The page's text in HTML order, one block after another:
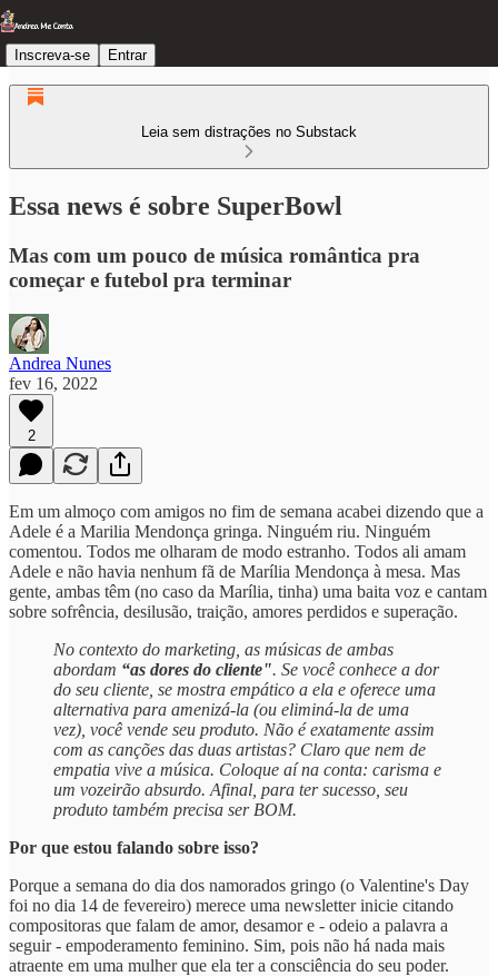
Inscreva-se Entrar
Leia sem distrações no Substack
Essa news é sobre SuperBowl
Mas com um pouco de música romântica pra
começar e futebol pra terminar
Andrea Nunes
fev 16, 2022
2
Em um almoço com amigos no fim de semana acabei dizendo que a
Adele é a Marilia Mendonça gringa. Ninguém riu. Ninguém
comentou. Todos me olharam de modo estranho. Todos ali amam
Adele e não havia nenhum fã de Marília Mendonça à mesa. Mas
gente, ambas têm (no caso da Marília, tinha) uma baita voz e cantam
sobre sofrência, desilusão, traição, amores perdidos e superação.
No contexto do marketing, as músicas de ambas
abordam “as dores do cliente". Se você conhece a dor
do seu cliente, se mostra empático a ela e oferece uma
alternativa para amenizá-la (ou eliminá-la de uma
vez), você vende seu produto. Não é exatamente assim
com as canções das duas artistas? Claro que nem de
empatia vive a música. Coloque aí na conta: carisma e
um vozeirão absurdo. Afinal, para ter sucesso, seu
produto também precisa ser BOM.
Por que estou falando sobre isso?
Porque a semana do dia dos namorados gringo (o Valentine's Day
foi no dia 14 de fevereiro) merece uma newsletter inicie citando
compositoras que falam de amor, desamor e - odeio a palavra a
seguir - empoderamento feminino. Sim, pois não há nada mais
atraente em uma mulher que ela ter a consciência do seu poder.